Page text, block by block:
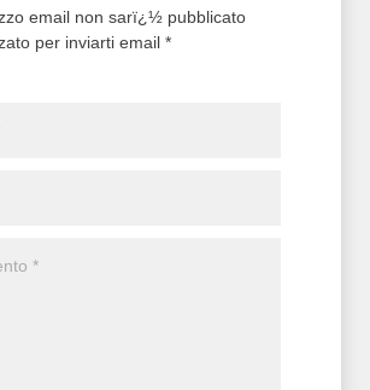
email non sarï¿½ pubblicato
per inviarti email *